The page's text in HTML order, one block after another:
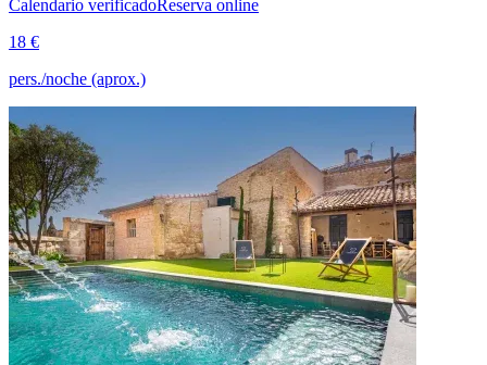
Calendario verificadoReserva online
18 €
pers./noche (aprox.)